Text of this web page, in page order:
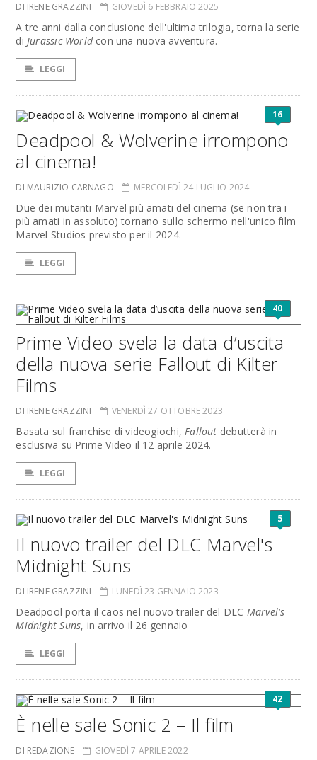
DI IRENE GRAZZINI GIOVEDÌ 6 FEBBRAIO 2025
A tre anni dalla conclusione dell'ultima trilogia, torna la serie
diJurassic Worldcon una nuova avventura.
LEGGI
16
Deadpool & Wolverine irrompono
al cinema!
DI MAURIZIO CARNAGO MERCOLEDÌ 24 LUGLIO 2024
Due dei mutanti Marvel più amati del cinema (se non tra i
più amati in assoluto) tornano sullo schermo nell'unico film
Marvel Studios previsto per il 2024.
LEGGI
40
Prime Video svela la data d’uscita
della nuova serie Fallout di Kilter
Films
DI IRENE GRAZZINI VENERDÌ 27 OTTOBRE 2023
Basata sul franchise di videogiochi,Fallout debutterà in
esclusiva su Prime Video il 12 aprile 2024.
LEGGI
5
Il nuovo trailer del DLC Marvel's
Midnight Suns
DI IRENE GRAZZINI LUNEDÌ 23 GENNAIO 2023
Deadpool porta il caos nel nuovo trailer del DLC Marvel's
Midnight Suns, in arrivo il 26 gennaio
LEGGI
42
È nelle sale Sonic 2 – Il film
DI REDAZIONE GIOVEDÌ 7 APRILE 2022